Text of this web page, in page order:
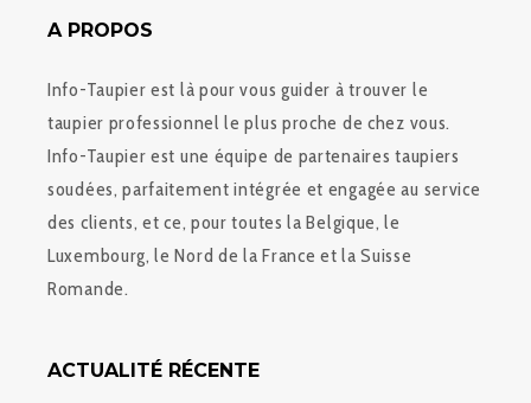
A PROPOS
Info-Taupier est là pour vous guider à trouver le
taupier professionnel le plus proche de chez vous.
Info-Taupier est une équipe de partenaires taupiers
soudées, parfaitement intégrée et engagée au service
des clients, et ce, pour toutes la Belgique, le
Luxembourg, le Nord de la France et la Suisse
Romande.
ACTUALITÉ RÉCENTE